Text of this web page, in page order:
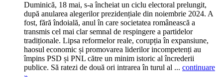
Duminică, 18 mai, s-a încheiat un ciclu electoral prelungit,
după anularea alegerilor prezidențiale din noiembrie 2024. A
fost, fără îndoială, anul în care societatea românească a
transmis cel mai clar semnal de respingere a partidelor
tradiționale. Lipsa reformelor reale, corupția în expansiune,
haosul economic și promovarea liderilor incompetenți au
împins PSD și PNL către un minim istoric al încrederii
publice. Să ratezi de două ori intrarea în turul al ... continuare